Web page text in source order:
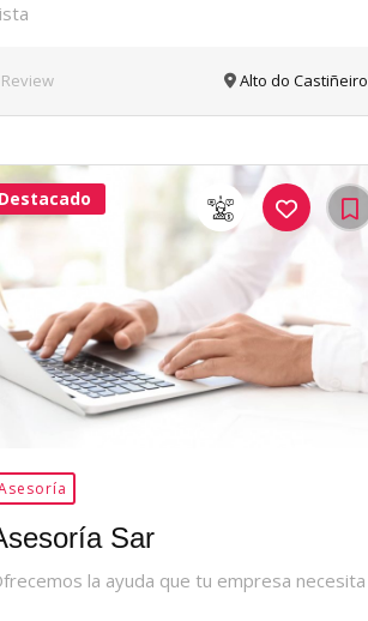
Alto do Castiñeiro
36Me
Gusta
Destacado
Sar
la ayuda que tu empresa necesita